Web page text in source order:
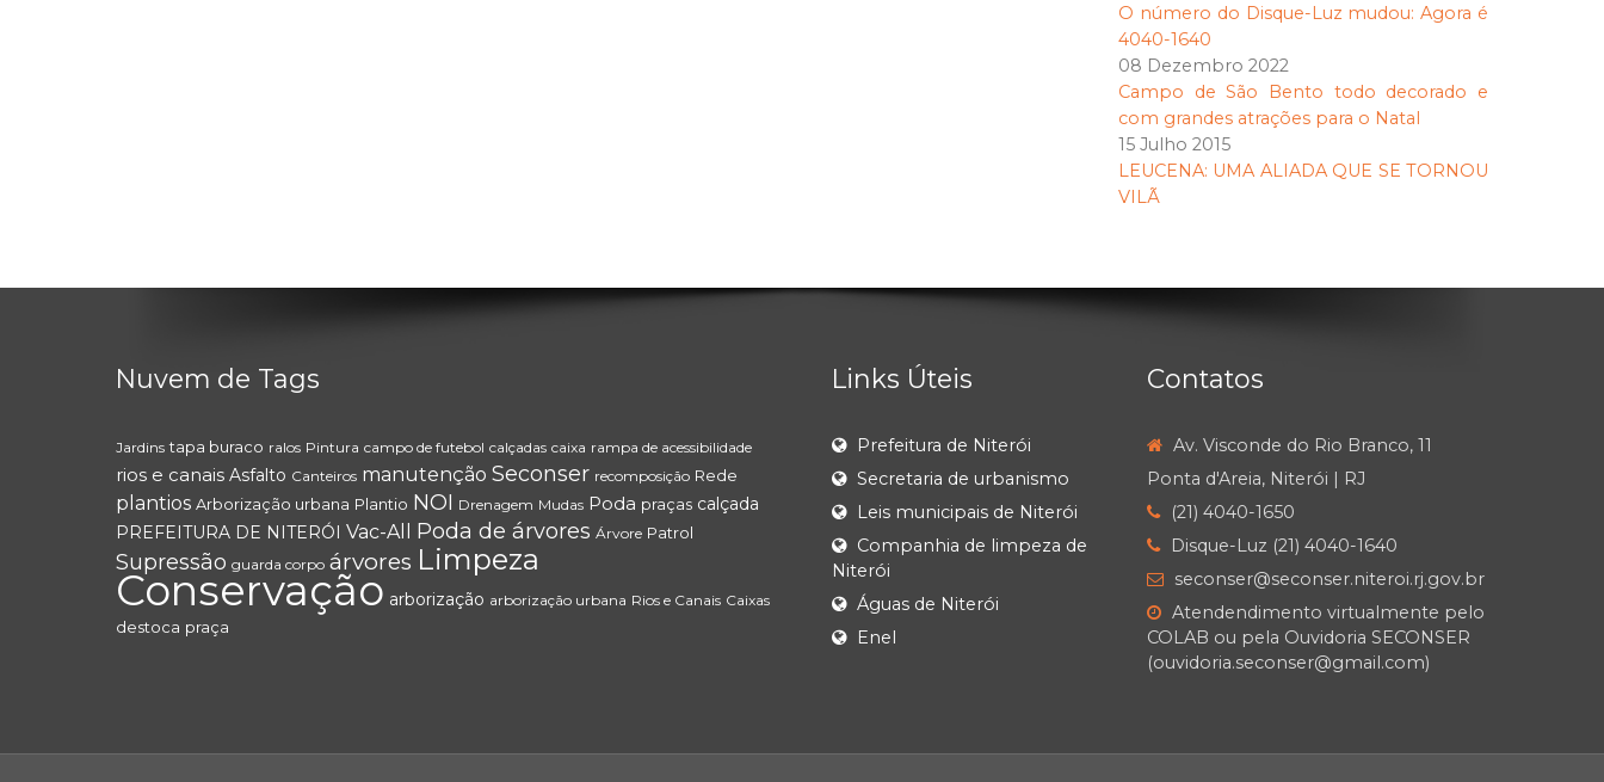
O número do Disque-Luz mudou: Agora é
4040-1640
08 Dezembro 2022
Campo de São Bento todo decorado e
com grandes atrações para o Natal
15 Julho 2015
LEUCENA: UMA ALIADA QUE SE TORNOU
VILÃ
Nuvem de Tags
Jardins tapa buraco ralos Pintura campo de futebol calçadas caixa rampa de acessibilidade
rios e canais Asfalto Canteiros manutenção Seconser recomposição Rede
plantios Arborização urbana Plantio NOI Drenagem Mudas Poda praças calçada
PREFEITURA DE NITERÓI Vac-All Poda de árvores Árvore Patrol
Supressão guarda corpo árvores Limpeza
Conservação arborização arborização urbana Rios e Canais Caixas
destoca praça
Links Úteis
Prefeitura de Niterói
Secretaria de urbanismo
Leis municipais de Niterói
Companhia de limpeza de
Niterói
Águas de Niterói
Enel
Contatos
Av. Visconde do Rio Branco, 11
Ponta d'Areia, Niterói | RJ
(21) 4040-1650
Disque-Luz (21) 4040-1640
seconser@seconser.niteroi.rj.gov.br
Atendendimento virtualmente pelo
COLAB ou pela Ouvidoria SECONSER
(ouvidoria.seconser@gmail.com)